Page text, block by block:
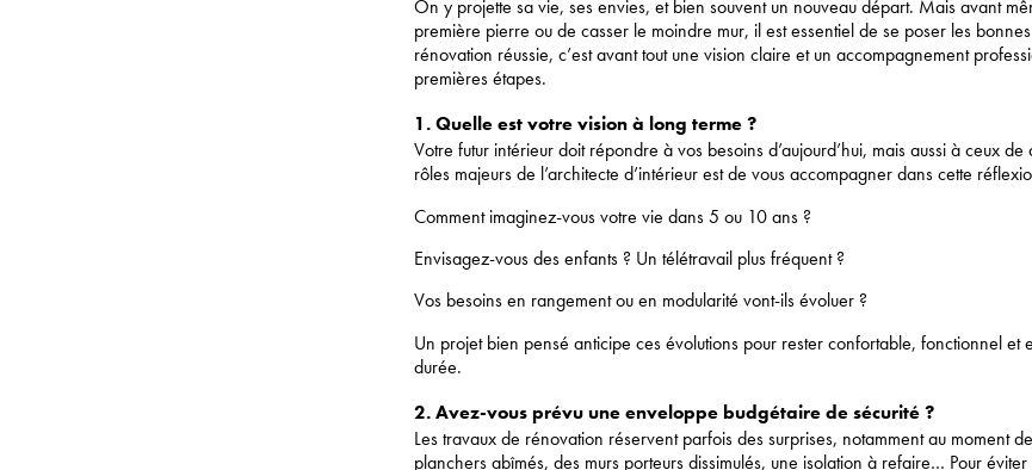
On y projette sa vie, ses envies, et bien souvent un nouveau départ. Mais avant
première pierre ou de casser le moindre mur, il est essentiel de se poser les
rénovation réussie, c’est avant tout une vision claire et un accompagnement
premières étapes.
1. Quelle est votre vision à long terme ?
Votre futur intérieur doit répondre à vos besoins d’aujourd’hui, mais aussi à ceux de
rôles majeurs de l’architecte d’intérieur est de vous accompagner dans cette
Comment imaginez-vous votre vie dans 5 ou 10 ans ?
Envisagez-vous des enfants ? Un télétravail plus fréquent ?
Vos besoins en rangement ou en modularité vont-ils évoluer ?
Un projet bien pensé anticipe ces évolutions pour rester confortable, fonctionnel et
durée.
2. Avez-vous prévu une enveloppe budgétaire de sécurité ?
Les travaux de rénovation réservent parfois des surprises, notamment au moment
planchers abîmés, des murs porteurs dissimulés, une isolation à refaire… Pour éviter